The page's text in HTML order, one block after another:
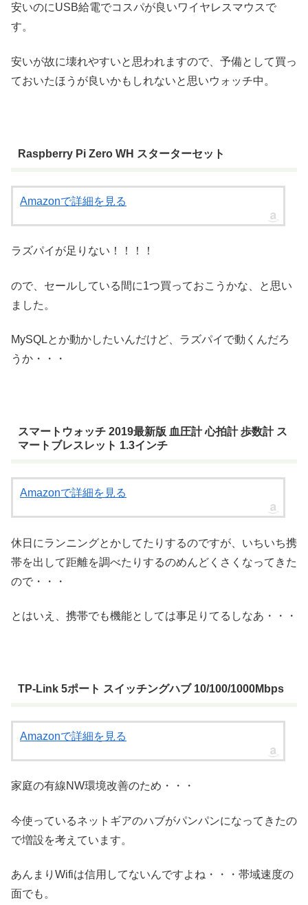
安いのにUSB給電でコスパが良いワイヤレスマウスで
す。
安いが故に壊れやすいと思われますので、予備として買っ
ておいたほうが良いかもしれないと思いウォッチ中。
Raspberry Pi Zero WH スターターセット
Amazonで詳細を見る
ラズパイが足りない！！！！
ので、セールしている間に1つ買っておこうかな、と思い
ました。
MySQLとか動かしたいんだけど、ラズパイで動くんだろ
うか・・・
スマートウォッチ 2019最新版 血圧計 心拍計 歩数計 ス
マートブレスレット 1.3インチ
Amazonで詳細を見る
休日にランニングとかしてたりするのですが、いちいち携
帯を出して距離を調べたりするのめんどくさくなってきた
ので・・・
とはいえ、携帯でも機能としては事足りてるしなあ・・・
TP-Link 5ポート スイッチングハブ 10/100/1000Mbps
Amazonで詳細を見る
家庭の有線NW環境改善のため・・・
今使っているネットギアのハブがパンパンになってきたの
で増設を考えています。
あんまりWifiは信用してないんですよね・・・帯域速度の
面でも。